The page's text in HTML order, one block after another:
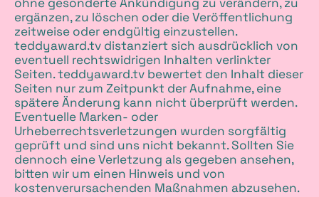
ergänzen, zu löschen oder die Veröffentlichung
zeitweise oder endgültig einzustellen.
teddyaward.tv distanziert sich ausdrücklich von
eventuell rechtswidrigen Inhalten verlinkter
Seiten. teddyaward.tv bewertet den Inhalt dieser
Seiten nur zum Zeitpunkt der Aufnahme, eine
spätere Änderung kann nicht überprüft werden.
Eventuelle Marken- oder
Urheberrechtsverletzungen wurden sorgfältig
geprüft und sind uns nicht bekannt. Sollten Sie
dennoch eine Verletzung als gegeben ansehen,
bitten wir um einen Hinweis und von
kostenverursachenden Maßnahmen abzusehen.